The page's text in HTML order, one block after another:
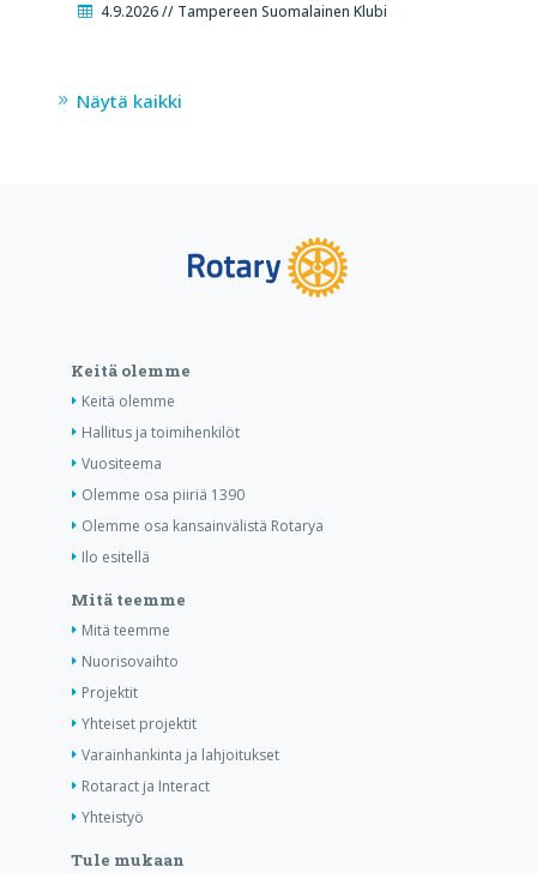
4.9.2026 // Tampereen Suomalainen Klubi
Näytä kaikki
Keitä olemme
Keitä olemme
Hallitus ja toimihenkilöt
Vuositeema
Olemme osa piiriä 1390
Olemme osa kansainvälistä Rotarya
Ilo esitellä
Mitä teemme
Mitä teemme
Nuorisovaihto
Projektit
Yhteiset projektit
Varainhankinta ja lahjoitukset
Rotaract ja Interact
Yhteistyö
Tule mukaan